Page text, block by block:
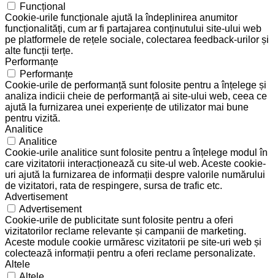
Funcțional
Cookie-urile funcționale ajută la îndeplinirea anumitor
funcționalități, cum ar fi partajarea conținutului site-ului web
pe platformele de rețele sociale, colectarea feedback-urilor și
alte funcții terțe.
Performanțe
Performanțe
Cookie-urile de performanță sunt folosite pentru a înțelege și
analiza indicii cheie de performanță ai site-ului web, ceea ce
ajută la furnizarea unei experiențe de utilizator mai bune
pentru vizită.
Analitice
Analitice
Cookie-urile analitice sunt folosite pentru a înțelege modul în
care vizitatorii interacționează cu site-ul web. Aceste cookie-
uri ajută la furnizarea de informații despre valorile numărului
de vizitatori, rata de respingere, sursa de trafic etc.
Advertisement
Advertisement
Cookie-urile de publicitate sunt folosite pentru a oferi
vizitatorilor reclame relevante și campanii de marketing.
Aceste module cookie urmăresc vizitatorii pe site-uri web și
colectează informații pentru a oferi reclame personalizate.
Altele